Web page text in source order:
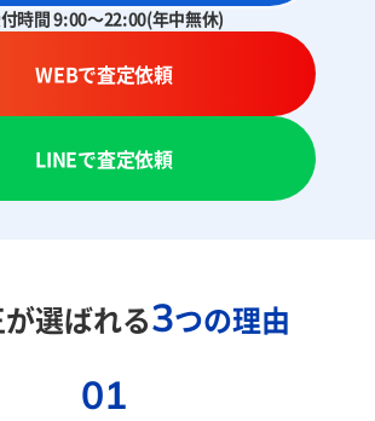
時間 9:00～22:00(年中無休)
WEBで査定依頼
LINEで査定依頼
選ばれる3つの理由
01